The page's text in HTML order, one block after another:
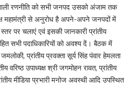
रणनीति को सभी जनपद उसको अंजाम तक
महामंत्री से अनुरोध है अपने-अपने जनपदों में
पर चलाएं एवं इसकी जानकारी प्रांतीय
सभी पदाधिकारियों को अवश्य दें। बैठक में
जमलोकी, प्रांतीय प्रवक्ता सूर्य सिंह पंवार हेमलता
वरिष्ठ उपाध्यक्ष श्री जगमोहन रावत, प्रांतीय
मीडिया प्रभारी मनोज अवस्थी आदि उपस्थित